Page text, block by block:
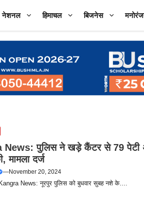
नेशनल हिमाचल बिजनेस
News: पुलिस ने खड़े कैंटर से 79 पेटी
मामला दर्ज
—November 20, 2024
Kangra News: नूरपुर पुलिस को बुधवार सुबह नशे के....